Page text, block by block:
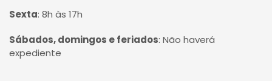
Sexta: 8h às 17h
Sábados, domingos e feriados: Não haverá
expediente